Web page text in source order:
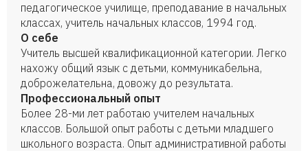
педагогическое училище, преподавание в начальных
классах, учитель начальных классов, 1994 год.
О себе
Учитель высшей квалификационной категории. Легко
нахожу общий язык с детьми, коммуникабельна,
доброжелательна, довожу до результата.
Профессиональный опыт
Более 28-ми лет работаю учителем начальных
классов. Большой опыт работы с детьми младшего
школьного возраста. Опыт административной работы